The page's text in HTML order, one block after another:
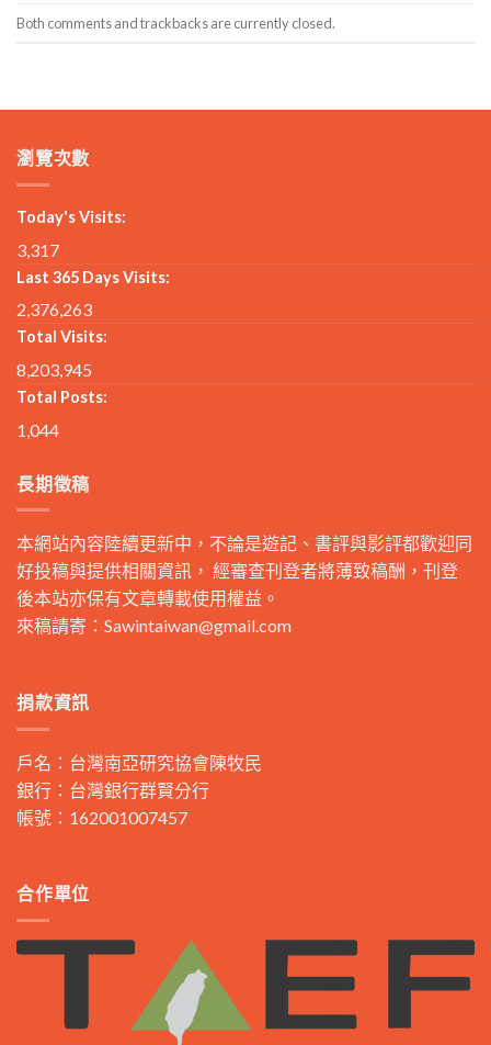
Both comments and trackbacks are currently closed.
瀏覽次數
Today's Visits:
3,317
Last 365 Days Visits:
2,376,263
Total Visits:
8,203,945
Total Posts:
1,044
長期徵稿
本網站內容陸續更新中，不論是遊記、書評與影評都歡迎同
好投稿與提供相關資訊， 經審查刊登者將薄致稿酬，刊登
後本站亦保有文章轉載使用權益。
來稿請寄： Sawintaiwan@gmail.com
捐款資訊
戶名：台灣南亞研究協會陳牧民
銀行：台灣銀行群賢分行
帳號：162001007457
合作單位